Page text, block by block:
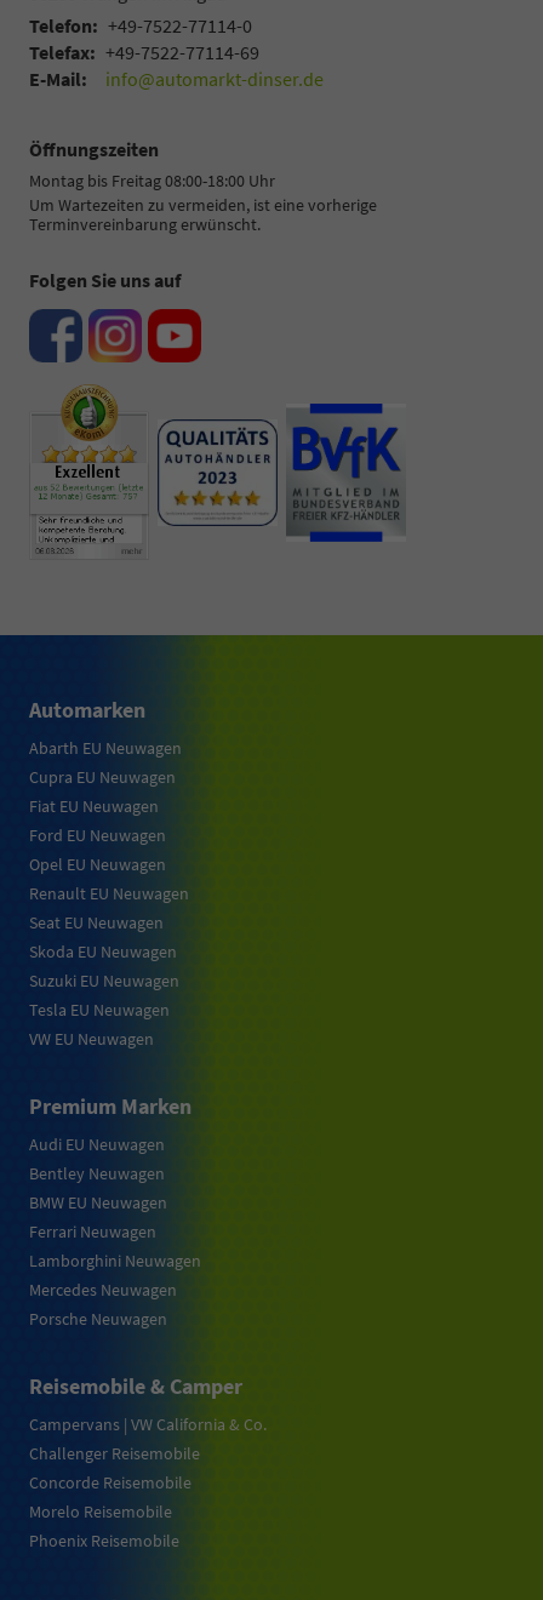
Telefon: +49-7522-77114-0
Telefax: +49-7522-77114-69
E-Mail:
info@automarkt-dinser.de
Öffnungszeiten
Montag bis Freitag 08:00-18:00 Uhr
Um Wartezeiten zu vermeiden, ist eine vorherige
Terminvereinbarung erwünscht.
Folgen Sie uns auf
Automarken
Abarth EU Neuwagen
Cupra EU Neuwagen
Fiat EU Neuwagen
Ford EU Neuwagen
Opel EU Neuwagen
Renault EU Neuwagen
Seat EU Neuwagen
Skoda EU Neuwagen
Suzuki EU Neuwagen
Tesla EU Neuwagen
VW EU Neuwagen
Premium Marken
Audi EU Neuwagen
Bentley Neuwagen
BMW EU Neuwagen
Ferrari Neuwagen
Lamborghini Neuwagen
Mercedes Neuwagen
Porsche Neuwagen
Reisemobile & Camper
Campervans | VW California & Co.
Challenger Reisemobile
Concorde Reisemobile
Morelo Reisemobile
Phoenix Reisemobile